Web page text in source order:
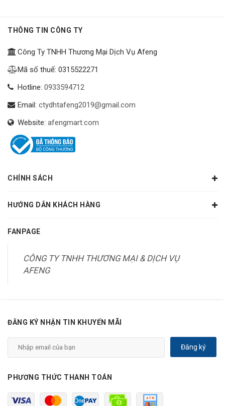
THÔNG TIN CÔNG TY
Công Ty TNHH Thương Mại Dịch Vụ Afeng
Mã số thuế: 0315522271
Hotline: 0933594712
Email: ctydhtafeng2019@gmail.com
Website: afengmart.com
CHÍNH SÁCH
HƯỚNG DẪN KHÁCH HÀNG
FANPAGE
CÔNG TY TNHH THƯƠNG MẠI & DỊCH VỤ
AFENG
ĐĂNG KÝ NHẬN TIN KHUYẾN MÃI
Đăng ký
PHƯƠNG THỨC THANH TOÁN